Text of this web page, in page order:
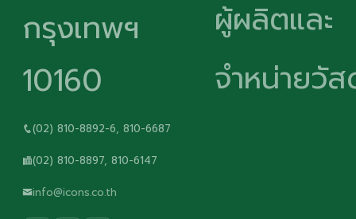
กรุงเทพฯ
10160
(02) 810-8892-6, 810-6687
(02) 810-8897, 810-6147
info@icons.co.th
ผู้ผลิตและ
จำหน่ายวั